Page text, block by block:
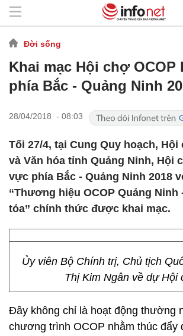
Đời sống
Khai mạc Hội chợ OCOP
phía Bắc - Quảng Ninh
28/04/2018 - 08:03
Tối 27/4, tại Cung Quy hoạch, Hội
và Văn hóa tỉnh Quảng Ninh, Hội
vực phía Bắc - Quảng Ninh 2018
“Thương hiệu OCOP Quảng Ninh
tỏa” chính thức được khai mạc.
Ủy viên Bộ Chính trị, Chủ tịch
Thị Kim Ngân về dự Hội
Đây không chỉ là hoạt động thường
chương trình OCOP nhằm thúc đẩy